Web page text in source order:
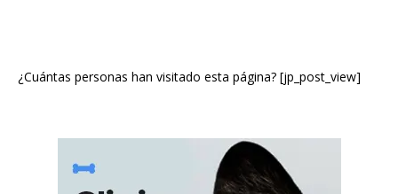
¿Cuántas personas han visitado esta página? [jp_post_view]